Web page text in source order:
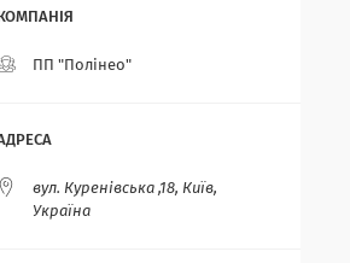
ПП "Полінео"
вул. Куренівська ,18, Київ,
Україна